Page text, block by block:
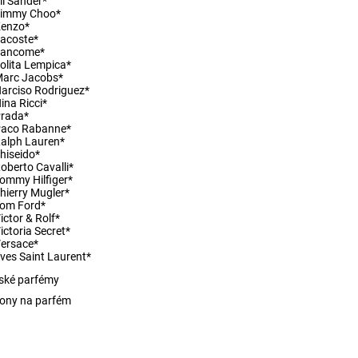
Choo*
Lempica*
Jacobs*
Rodriguez*
Ricci*
Rabanne*
Lauren*
Cavalli*
Hilfiger*
Mugler*
Ford*
& Rolf*
Secret*
Saint Laurent*
parfémy
na parfém